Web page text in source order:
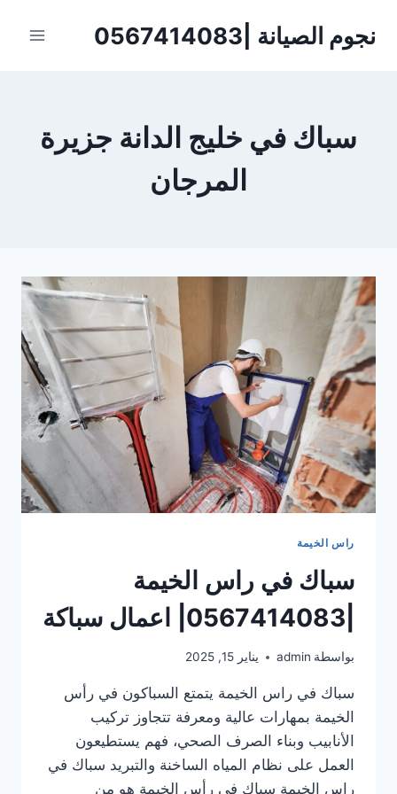
نجوم الصيانة |0567414083
سباك في خليج الدانة جزيرة
المرجان
راس الخيمة
سباك في راس الخيمة
بواسطة admin يناير 15, 2025
سباك في راس الخيمة يتمتع السباكون في رأس
الخيمة بمهارات عالية ومعرفة تتجاوز تركيب
الأنابيب وبناء الصرف الصحي، فهم يستطيعون
العمل على نظام المياه الساخنة والتبريد سباك في
راس الخيمة سباك في رأس الخيمة هو من